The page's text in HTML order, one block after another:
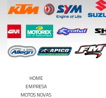
HOME
EMPRESA
MOTOS NOVAS